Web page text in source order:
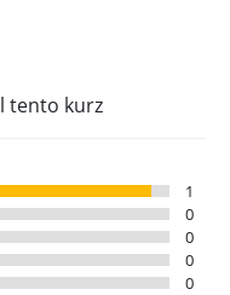
tento kurz
1
0
0
0
0